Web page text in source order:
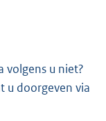
volgens u niet?
u doorgeven via